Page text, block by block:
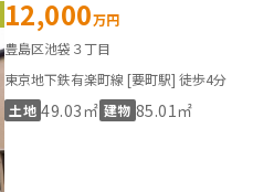
12,000万円
豊島区池袋３丁目
東京地下鉄有楽町線 [要町駅] 徒歩4分
土地 49.03㎡ 建物 85.01㎡